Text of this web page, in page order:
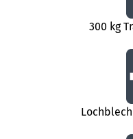
300 kg